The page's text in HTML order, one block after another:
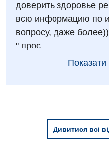
Фізіотерапія
Хірургічне відділення
Дитяча
доверить здоровье
всю информацию по
вопросу, даже
" прос...
Показати
Дивитися всі